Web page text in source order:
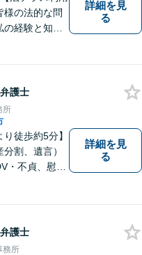
様の法的な問
経験と知識
に立てるよ
いたしま
詳細を見
る
弁護士
所
り徒歩約5分】
割、遺言）
・不貞、慰謝
詳細を見
る
弁護士
務所